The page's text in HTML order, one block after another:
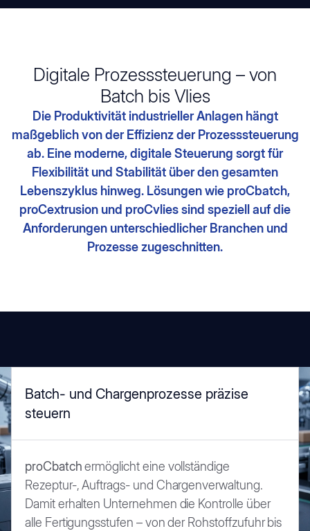
Digitale Prozesssteuerung – von
Batch bis Vlies
Die Produktivität industrieller Anlagen hängt
maßgeblich von der Effizienz der Prozesssteuerung
ab. Eine moderne, digitale Steuerung sorgt für
Flexibilität und Stabilität über den gesamten
Lebenszyklus hinweg. Lösungen wie proCbatch,
proCextrusion und proCvlies sind speziell auf die
Anforderungen unterschiedlicher Branchen und
Prozesse zugeschnitten.
Batch- und Chargenprozesse präzise
steuern
proCbatchermöglicht eine vollständige
Rezeptur-, Auftrags- und Chargenverwaltung.
Damit erhalten Unternehmen die Kontrolle über
alle Fertigungsstufen – von der Rohstoffzufuhr bis